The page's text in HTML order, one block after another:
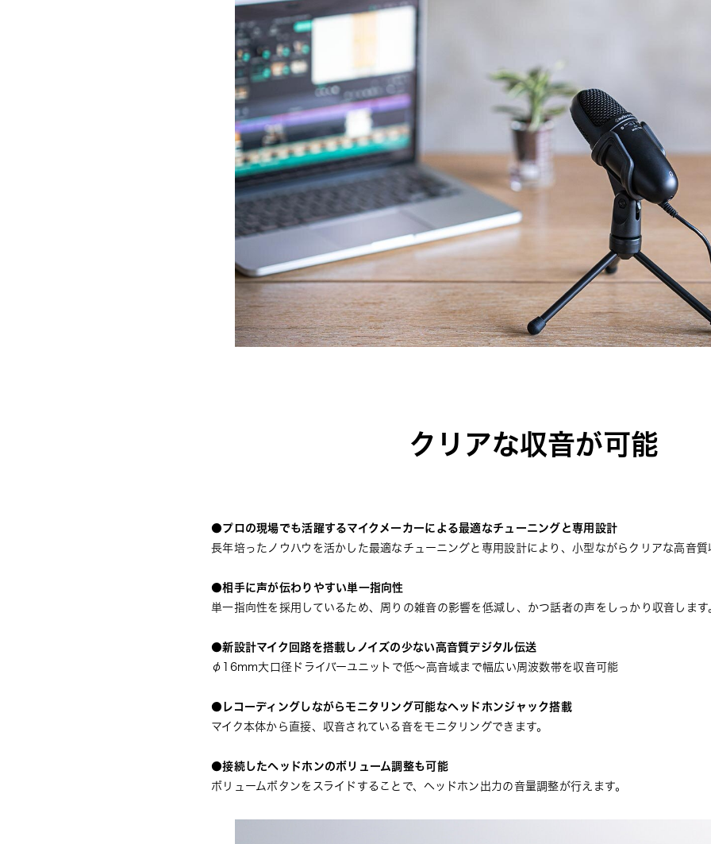
クリアな収音が可能
●プロの現場でも活躍するマイクメーカーによる最適なチューニングと専用設計
長年培ったノウハウを活かした最適なチューニングと専用設計により、小型ながらクリアな高音
●相手に声が伝わりやすい単一指向性
単一指向性を採用しているため、周りの雑音の影響を低減し、かつ話者の声をしっかり収音します
●新設計マイク回路を搭載しノイズの少ない高音質デジタル伝送
φ16mm大口径ドライバーユニットで低〜高音域まで幅広い周波数帯を収音可能
●レコーディングしながらモニタリング可能なヘッドホンジャック搭載
マイク本体から直接、収音されている音をモニタリングできます。
●接続したヘッドホンのボリューム調整も可能
ボリュームボタンをスライドすることで、ヘッドホン出力の音量調整が行えます。